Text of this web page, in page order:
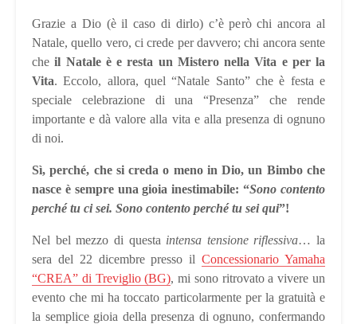
Grazie a Dio (è il caso di dirlo) c’è però chi ancora al
Natale, quello vero, ci crede per davvero; chi ancora sente
cheil Natale è e resta un Mistero nella Vita e per la
Vita. Eccolo, allora, quel “Natale Santo” che è festa e
speciale celebrazione di una “Presenza” che rende
importante e dà valore alla vita e alla presenza di ognuno
di noi.
Sì, perché, che si creda o meno in Dio, un Bimbo che
nasce è sempre una gioia inestimabile: “Sono contento
perché tu ci sei. Sono contento perché tu sei qui”!
Nel bel mezzo di questa intensa tensione riflessiva… la
sera del 22 dicembre presso ilConcessionario Yamaha
“CREA” di Treviglio (BG), mi sono ritrovato a vivere un
evento che mi ha toccato particolarmente per la gratuità e
la semplice gioia della presenza di ognuno, confermando